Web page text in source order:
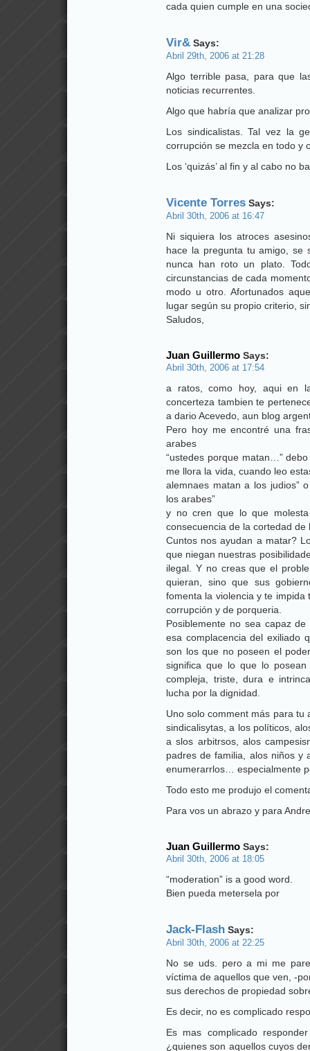
cada quien cumple en una
Vir& Says:
Abril 29th, 2006 at 21:28
Algo terrible pasa, para que
noticias recurrentes.
Algo que habría que analizar
Los sindicalistas. Tal vez la
corrupción se mezcla en todo y
Los ‘quizás’ al fin y al cabo no
Vicente Torres Says:
Abril 30th, 2006 at 16:47
Ni siquiera los atroces
hace la pregunta tu amigo, se
nunca han roto un plato.
circunstancias de cada
modo u otro. Afortunados
lugar según su propio criterio,
Saludos,
Juan Guillermo Says:
Abril 30th, 2006 at 17:54
a ratos, como hoy, aqui en
concerteza tambien te
a dario Acevedo, aun blog
Pero hoy me encontré una
arabes
“ustedes porque matan…”
me llora la vida, cuando leo
alemnaes matan a los judios”
los arabes”
y no cren que lo que
consecuencia de la cortedad de
Cuntos nos ayudan a matar?
que niegan nuestras
ilegal. Y no creas que el
quieran, sino que sus
fomenta la violencia y te
corrupción y de porqueria.
Posiblemente no sea capaz
esa complacencia del exiliado
son los que no poseen el
significa que lo que lo
compleja, triste, dura e
lucha por la dignidad.
Uno solo comment más para tu
sindicalisytas, a los políticos,
a slos arbitrsos, alos
padres de familia, alos niños y
enumerarrlos… especialmente
Todo esto me produjo el
Para vos un abrazo y para
Juan Guillermo Says:
Abril 30th, 2006 at 18:05
“moderation” is a good word.
Bien pueda metersela por
Jack-Flash Says:
Abril 30th, 2006 at 22:25
No se uds. pero a mi me
víctima de aquellos que ven, -
sus derechos de propiedad
Es decir, no es complicado
Es mas complicado
¿quienes son aquellos cuyos